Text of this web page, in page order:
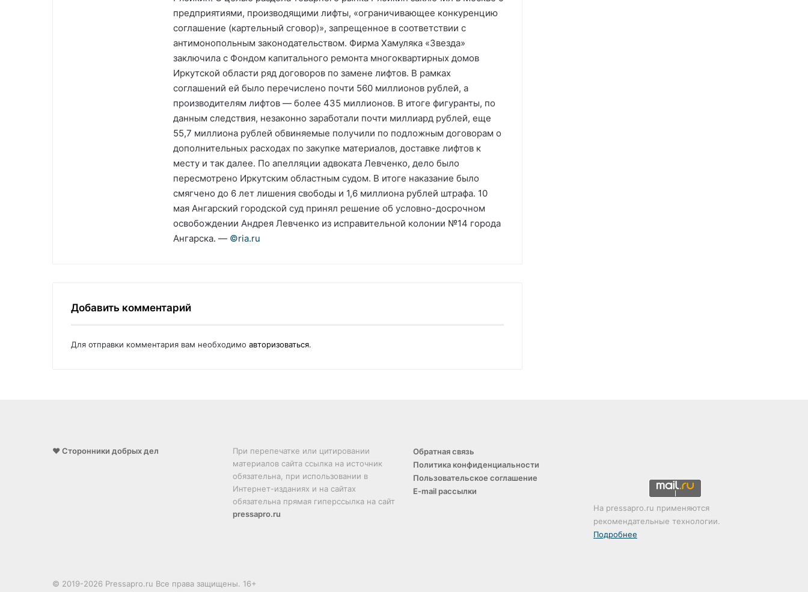
предприятиями, производящими лифты, «ограничивающее конкуренцию
соглашение (картельный сговор)», запрещенное в соответствии с
антимонопольным законодательством. Фирма Хамуляка «Звезда»
заключила с Фондом капитального ремонта многоквартирных домов
Иркутской области ряд договоров по замене лифтов. В рамках
соглашений ей было перечислено почти 560 миллионов рублей, а
производителям лифтов — более 435 миллионов. В итоге фигуранты, по
данным следствия, незаконно заработали почти миллиард рублей, еще
55,7 миллиона рублей обвиняемые получили по подложным договорам о
дополнительных расходах по закупке материалов, доставке лифтов к
месту и так далее. По апелляции адвоката Левченко, дело было
пересмотрено Иркутским областным судом. В итоге наказание было
смягчено до 6 лет лишения свободы и 1,6 миллиона рублей штрафа. 10
мая Ангарский городской суд принял решение об условно-досрочном
освобождении Андрея Левченко из исправительной колонии №14 города
Ангарска. — ©riа.ru
Добавить комментарий
Для отправки комментария вам необходимо авторизоваться.
❤️ Сторонники добрых дел
При перепечатке или цитировании
материалов сайта ссылка на источник
обязательна, при использовании в
Интернет-изданиях и на сайтах
обязательна прямая гиперссылка на сайт
pressapro.ru
Обратная связь
Политика конфиденциальности
Пользовательское соглашение
E-mail рассылки
На pressapro.ru применяются
рекомендательные технологии.
Подробнее
© 2019-2026 Pressapro.ru Все права защищены. 16+